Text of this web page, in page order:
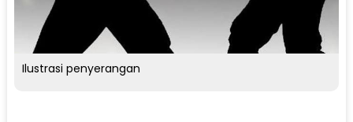
Ilustrasi penyerangan